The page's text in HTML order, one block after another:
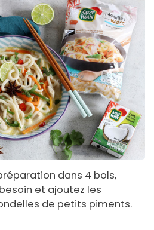
dans 4 bols,
et ajoutez les
de petits piments.